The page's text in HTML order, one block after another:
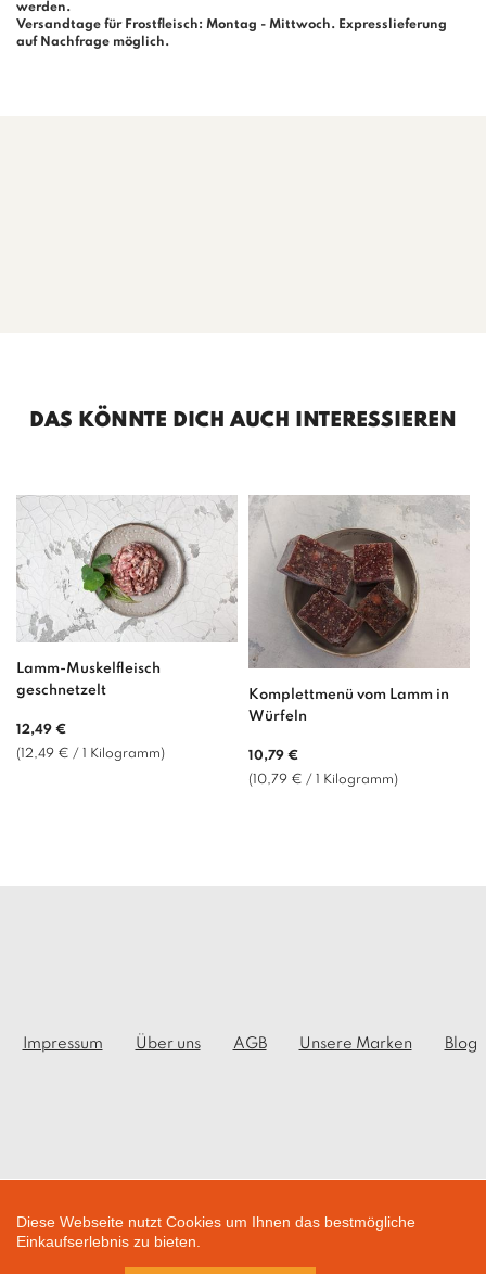
werden.
Versandtage für Frostfleisch: Montag - Mittwoch. Expresslieferung
auf Nachfrage möglich.
DAS KÖNNTE DICH AUCH INTERESSIEREN
Lamm-Muskelfleisch
geschnetzelt
Normaler
Preis
12,49 €
(12,49 € / 1 Kilogramm)
Komplettmenü vom Lamm in
Würfeln
Normaler
Preis
10,79 €
(10,79 € / 1 Kilogramm)
Impressum Über uns AGB Unsere Marken Blog
Diese Webseite nutzt Cookies um Ihnen das bestmögliche
Einkaufserlebnis zu bieten.